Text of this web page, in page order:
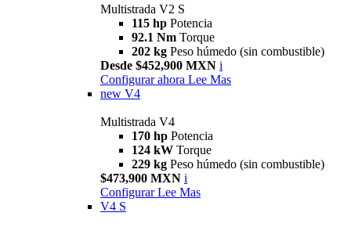
Multistrada V2 S
115 hp Potencia
92.1 Nm Torque
202 kg Peso húmedo (sin combustible)
Desde $452,900 MXN i
Configurar ahora Lee Mas
new V4
Multistrada V4
170 hp Potencia
124 kW Torque
229 kg Peso húmedo (sin combustible)
$473,900 MXN i
Configurar Lee Mas
V4 S